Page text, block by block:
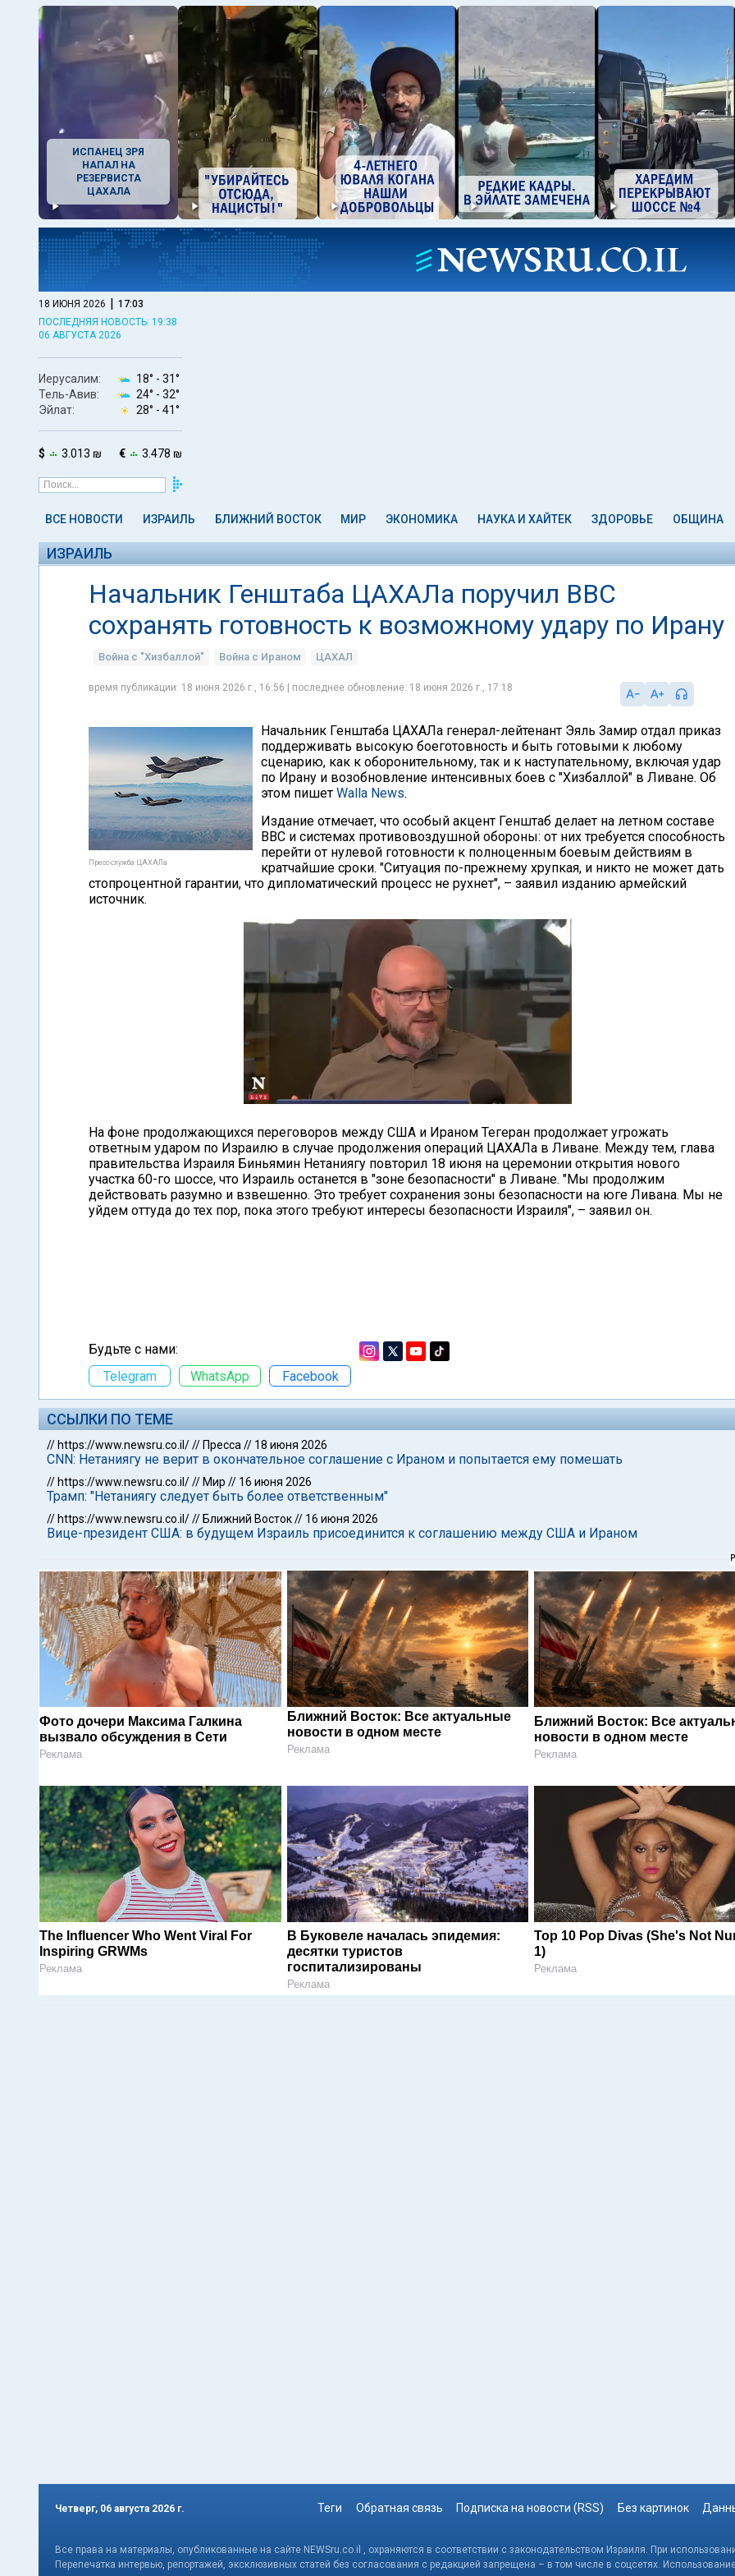
ИСПАНЕЦ ЗРЯ
НАПАЛ НА
РЕЗЕРВИСТА
ЦАХАЛА
18 ИЮНЯ 2026 | 17:03
ПОСЛЕДНЯЯ НОВОСТЬ: 19:38
06 АВГУСТА 2026
Иерусалим: 18° - 31°
Тель-Авив:
24° - 32°
Эйлат:
28° - 41°
$ 3.013 ₪ € 3.478 ₪
ВСЕ НОВОСТИ ИЗРАИЛЬ БЛИЖНИЙ ВОСТОК МИР ЭКОНОМИКА НАУКА И ХАЙТЕК ЗДОРОВЬЕ ОБЩИНА
ИЗРАИЛЬ
Начальник Генштаба ЦАХАЛа поручил ВВС
сохранять готовность к возможному удару по Ирану
Война с "Хизбаллой" Война с Ираном ЦАХАЛ
время публикации: 18 июня 2026 г., 16:56 | последнее обновление: 18 июня 2026 г., 17:18
Пресс-служба ЦАХАЛа
Начальник Генштаба ЦАХАЛа генерал-лейтенант Эяль Замир отдал приказ
поддерживать высокую боеготовность и быть готовыми к любому
сценарию, как к оборонительному, так и к наступательному, включая удар
по Ирану и возобновление интенсивных боев с "Хизбаллой" в Ливане. Об
этом пишет Walla News.
Издание отмечает, что особый акцент Генштаб делает на летном составе
ВВС и системах противовоздушной обороны: от них требуется способность
перейти от нулевой готовности к полноценным боевым действиям в
кратчайшие сроки. "Ситуация по-прежнему хрупкая, и никто не может дать
стопроцентной гарантии, что дипломатический процесс не рухнет", – заявил изданию армейский
источник.
На фоне продолжающихся переговоров между США и Ираном Тегеран продолжает угрожать
ответным ударом по Израилю в случае продолжения операций ЦАХАЛа в Ливане. Между тем, глава
правительства Израиля Биньямин Нетаниягу повторил 18 июня на церемонии открытия нового
участка 60-го шоссе, что Израиль останется в "зоне безопасности" в Ливане. "Мы продолжим
действовать разумно и взвешенно. Это требует сохранения зоны безопасности на юге Ливана. Мы не
уйдем оттуда до тех пор, пока этого требуют интересы безопасности Израиля", – заявил он.
Будьте с нами:
Telegram
WhatsApp Facebook
ССЫЛКИ ПО ТЕМЕ
// https://www.newsru.co.il/// Пресса // 18 июня 2026
CNN: Нетаниягу не верит в окончательное соглашение с Ираном и попытается ему помешать
// https://www.newsru.co.il/// Мир // 16 июня 2026
Трамп: "Нетаниягу следует быть более ответственным"
// https://www.newsru.co.il/// Ближний Восток// 16 июня 2026
Вице-президент США: в будущем Израиль присоединится к соглашению между США и Ираном
Фото дочери Максима Галкина
вызвало обсуждения в Сети
Реклама
Ближний Восток: Все актуальные
новости в одном месте
Реклама
Ближний Восток: Все
новости в одном месте
Реклама
The Influencer Who Went Viral For
Inspiring GRWMs
Реклама
В Буковеле началась эпидемия:
десятки туристов
госпитализированы
Реклама
Top 10 Pop Divas (She's Not
1)
Реклама
Четверг, 06 августа 2026 г. Теги Обратная связь Подписка на новости (RSS) Без картинок
Все права на материалы, опубликованные на сайте NEWSru.co.il , охраняются в соответствии с законодательством Израиля. При
Перепечатка интервью, репортажей, эксклюзивных статей без согласования с редакцией запрещена – в том числе в соцсетях.